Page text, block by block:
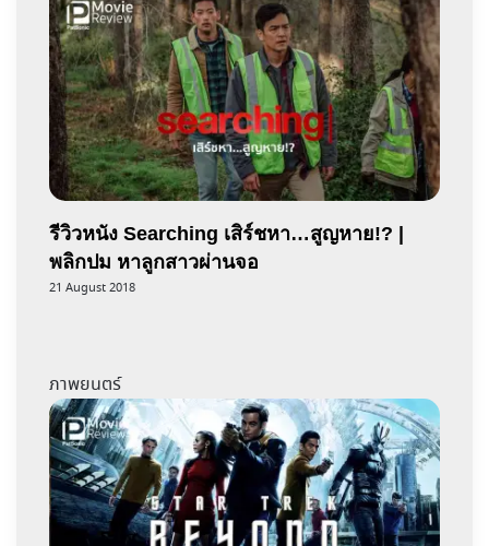
รีวิวหนัง Searching เสิร์ชหา…สูญหาย!? |
พลิกปม หาลูกสาวผ่านจอ
21 August 2018
ภาพยนตร์